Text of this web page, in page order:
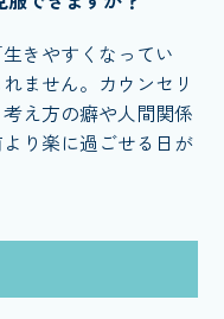
きやすくなってい
ません。カウンセリ
え方の癖や人間関係
り楽に過ごせる日が